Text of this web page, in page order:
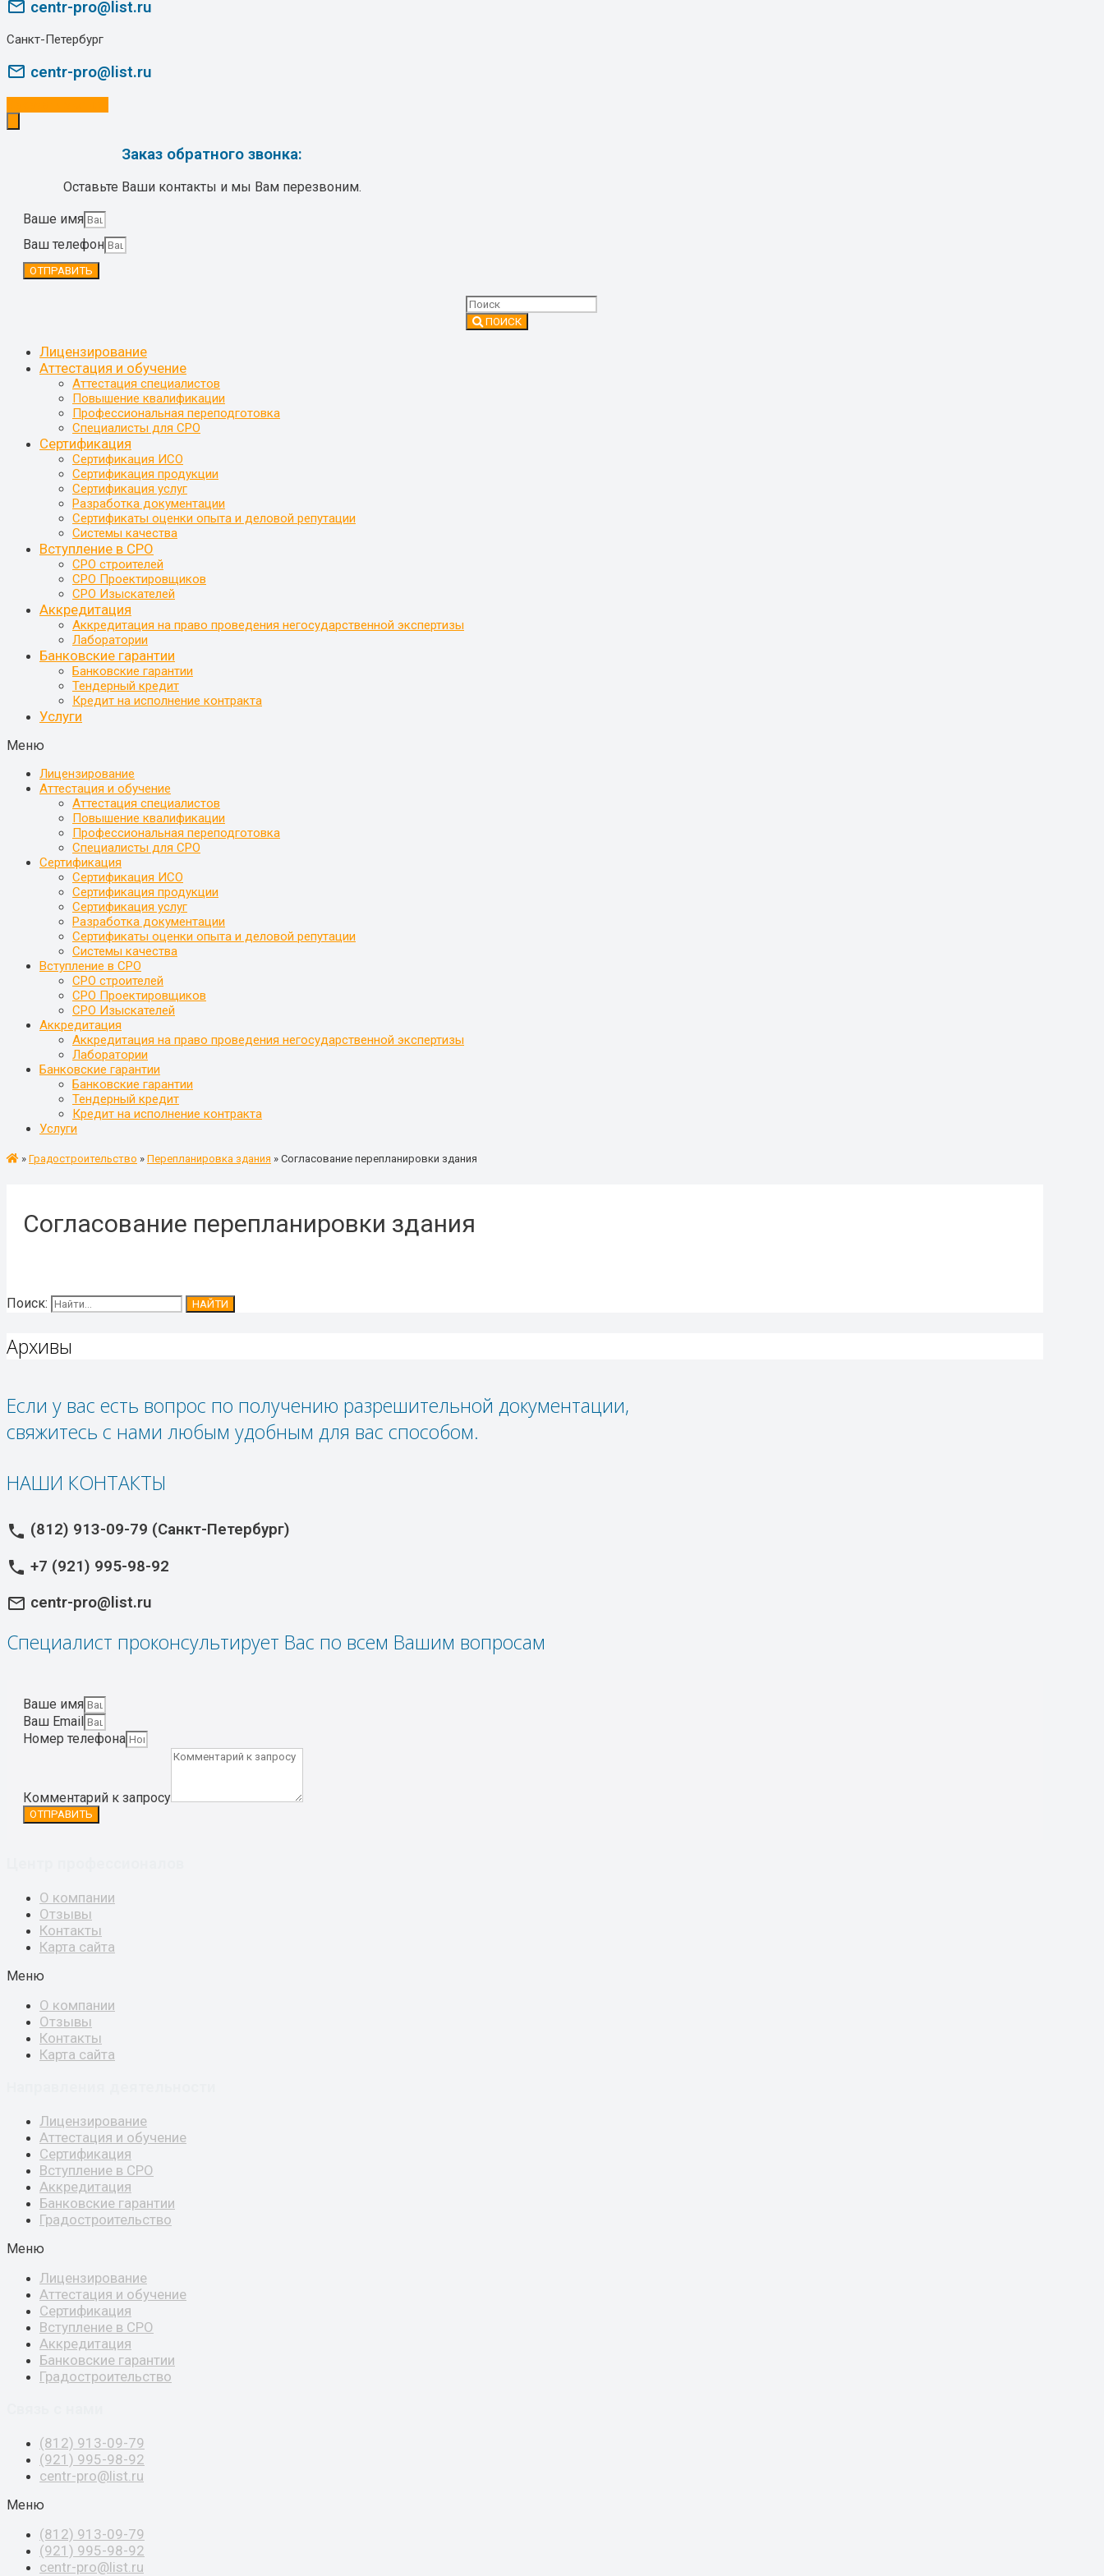
mail_outline centr-pro@list.ru
Санкт-Петербург
mail_outline centr-pro@list.ru
Заказ обратного звонка:
Оставьте Ваши контакты и мы Вам перезвоним.
Ваше имя
Ваш телефон
ОТПРАВИТЬ
ПОИСК
Лицензирование
Аттестация и обучение
Аттестация специалистов
Повышение квалификации
Профессиональная переподготовка
Специалисты для СРО
Сертификация
Сертификация ИСО
Сертификация продукции
Сертификация услуг
Разработка документации
Сертификаты оценки опыта и деловой репутации
Системы качества
Вступление в СРО
СРО строителей
СРО Проектировщиков
СРО Изыскателей
Аккредитация
Аккредитация на право проведения негосударственной экспертизы
Лаборатории
Банковские гарантии
Банковские гарантии
Тендерный кредит
Кредит на исполнение контракта
Услуги
Меню
Лицензирование
Аттестация и обучение
Аттестация специалистов
Повышение квалификации
Профессиональная переподготовка
Специалисты для СРО
Сертификация
Сертификация ИСО
Сертификация продукции
Сертификация услуг
Разработка документации
Сертификаты оценки опыта и деловой репутации
Системы качества
Вступление в СРО
СРО строителей
СРО Проектировщиков
СРО Изыскателей
Аккредитация
Аккредитация на право проведения негосударственной экспертизы
Лаборатории
Банковские гарантии
Банковские гарантии
Тендерный кредит
Кредит на исполнение контракта
Услуги
» Градостроительство » Перепланировка здания » Согласование перепланировки здания
Согласование перепланировки здания
Поиск:
Архивы
Если у вас есть вопрос по получению разрешительной документации,
свяжитесь с нами любым удобным для вас способом.
НАШИ КОНТАКТЫ
phone (812) 913-09-79 (Санкт-Петербург)
phone +7 (921) 995-98-92
mail_outline centr-pro@list.ru
Специалист проконсультирует Вас по всем Вашим вопросам
Ваше имя
Ваш Email
Номер телефона
Комментарий к запросу
ОТПРАВИТЬ
О компании
Отзывы
Контакты
Карта сайта
Меню
О компании
Отзывы
Контакты
Карта сайта
Лицензирование
Аттестация и обучение
Сертификация
Вступление в СРО
Аккредитация
Банковские гарантии
Градостроительство
Меню
Лицензирование
Аттестация и обучение
Сертификация
Вступление в СРО
Аккредитация
Банковские гарантии
Градостроительство
(812) 913-09-79
(921) 995-98-92
centr-pro@list.ru
Меню
(812) 913-09-79
(921) 995-98-92
centr-pro@list.ru